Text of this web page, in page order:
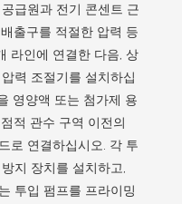
급원과 전기 콘센트 근
출구를 적절한 압력 등
라인에 연결한 다음, 상
력 조절기를 설치하십
영양액 또는 첨가제 용
적 관수 구역 이전의
로 연결하십시오. 각 투
지 장치를 설치하고,
투입 펌프를 프라이밍